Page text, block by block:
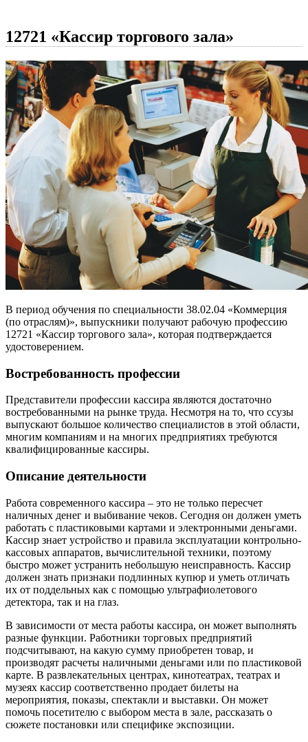
12721 «Кассир торгового зала»
В период обучения по специальности 38.02.04 «Коммерция
(по отраслям)», выпускники получают рабочую профессию
12721 «Кассир торгового зала», которая подтверждается
удостоверением.
Востребованность профессии
Представители профессии кассира являются достаточно
востребованными на рынке труда. Несмотря на то, что ссузы
выпускают большое количество специалистов в этой области,
многим компаниям и на многих предприятиях требуются
квалифицированные кассиры.
Описание деятельности
Работа современного кассира – это не только пересчет
наличных денег и выбивание чеков. Сегодня он должен уметь
работать с пластиковыми картами и электронными деньгами.
Кассир знает устройство и правила эксплуатации контрольно-
кассовых аппаратов, вычислительной техники, поэтому
быстро может устранить небольшую неисправность. Кассир
должен знать признаки подлинных купюр и уметь отличать
их от поддельных как с помощью ультрафиолетового
детектора, так и на глаз.
В зависимости от места работы кассира, он может выполнять
разные функции. Работники торговых предприятий
подсчитывают, на какую сумму приобретен товар, и
производят расчеты наличными деньгами или по пластиковой
карте. В развлекательных центрах, кинотеатрах, театрах и
музеях кассир соответственно продает билеты на
мероприятия, показы, спектакли и выставки. Он может
помочь посетителю с выбором места в зале, рассказать о
сюжете постановки или специфике экспозиции.